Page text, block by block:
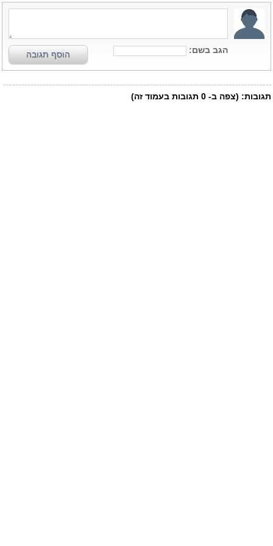
הגב בשם: הוסף תגובה
תגובות: (צפה ב- 0 תגובות בעמוד זה)